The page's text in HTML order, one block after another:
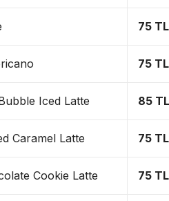
75 TL
75 TL
Iced Latte 85 TL
Caramel Latte 75 TL
Cookie Latte 75 TL